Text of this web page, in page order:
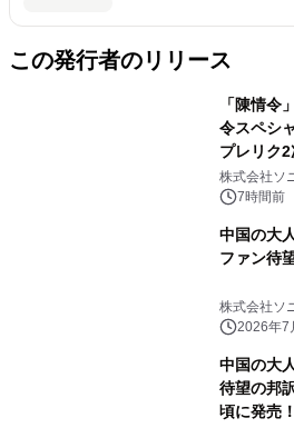
この発行者のリリース
「陳情令
令スペシ
プレリク2
株式会社ソ
ンズ7時間前
中国の大
ファン待
株式会社ソ
ンズ2026年7
中国の大
待望の邦
頃に発売！